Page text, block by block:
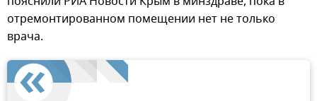
отремонтированном помещении нет не только
врача.